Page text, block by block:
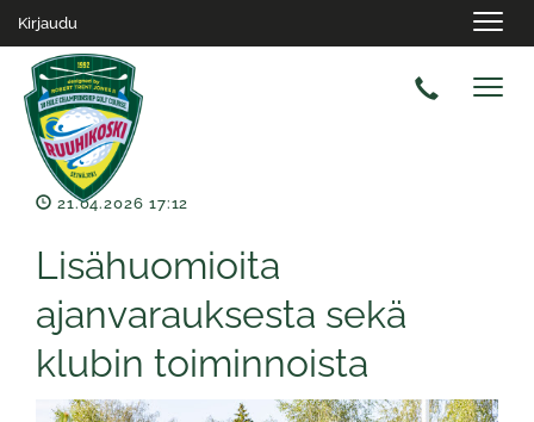
Kirjaudu
21.04.2026 17:12
Lisähuomioita
ajanvarauksesta sekä
klubin toiminnoista